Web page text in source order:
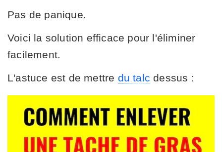
Pas de panique.
Voici la solution efficace pour l'éliminer
facilement.
L'astuce est de mettre du talc dessus :